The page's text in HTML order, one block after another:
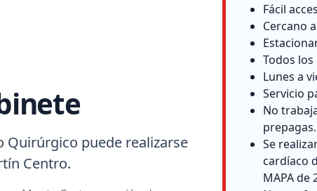
Quirúrgico puede realizarse
Centro.
Fácil
Cercano
Todos
Lunes a
Servicio
No
prepagas.
Se
cardíaco
MAPA de